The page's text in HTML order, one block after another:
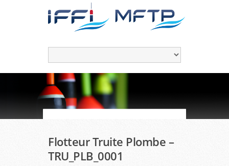
Flotteur Truite Plombe –
TRU_PLB_0001